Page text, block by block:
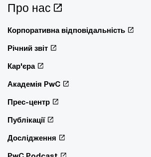
Про нас
Корпоративна відповідальність
Річний звіт
Кар'єра
Академія PwC
Прес-центр
Публікації
Дослідження